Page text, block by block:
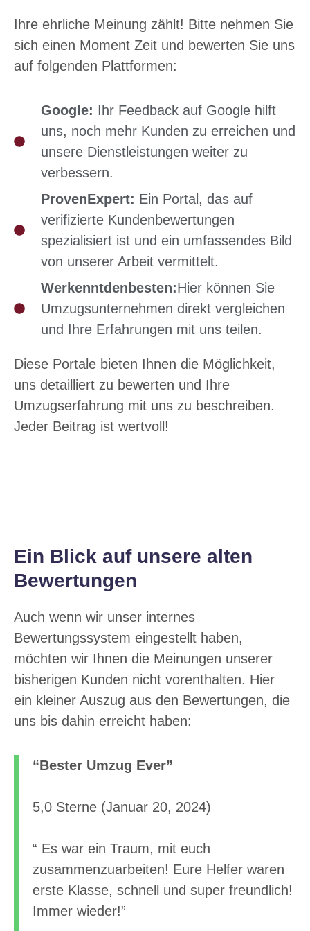
Ihre ehrliche Meinung zählt! Bitte nehmen Sie
sich einen Moment Zeit und bewerten Sie uns
auf folgenden Plattformen:
Google: Ihr Feedback auf Google hilft
uns, noch mehr Kunden zu erreichen und
unsere Dienstleistungen weiter zu
verbessern.
ProvenExpert: Ein Portal, das auf
verifizierte Kundenbewertungen
spezialisiert ist und ein umfassendes Bild
von unserer Arbeit vermittelt.
Werkenntdenbesten:Hier können Sie
Umzugsunternehmen direkt vergleichen
und Ihre Erfahrungen mit uns teilen.
Diese Portale bieten Ihnen die Möglichkeit,
uns detailliert zu bewerten und Ihre
Umzugserfahrung mit uns zu beschreiben.
Jeder Beitrag ist wertvoll!
Ein Blick auf unsere alten
Bewertungen
Auch wenn wir unser internes
Bewertungssystem eingestellt haben,
möchten wir Ihnen die Meinungen unserer
bisherigen Kunden nicht vorenthalten. Hier
ein kleiner Auszug aus den Bewertungen, die
uns bis dahin erreicht haben:
“Bester Umzug Ever”
5,0 Sterne (Januar 20, 2024)
“ Es war ein Traum, mit euch
zusammenzuarbeiten! Eure Helfer waren
erste Klasse, schnell und super freundlich!
Immer wieder!”